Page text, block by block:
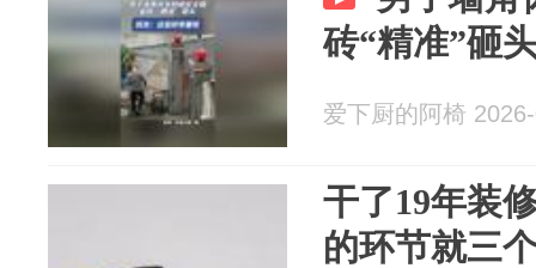
砖“精准”砸
爱下厨的阿椅
干了19年装
的环节就三